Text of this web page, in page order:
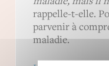
rappelle-t-elle.
parvenir à
maladie.